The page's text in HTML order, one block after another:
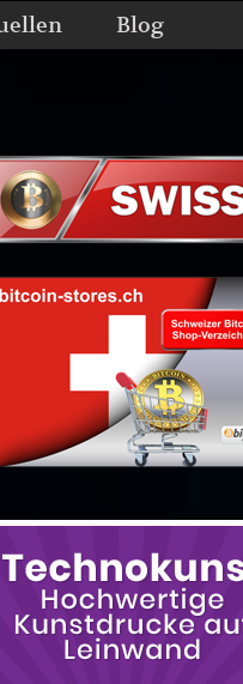
Blog